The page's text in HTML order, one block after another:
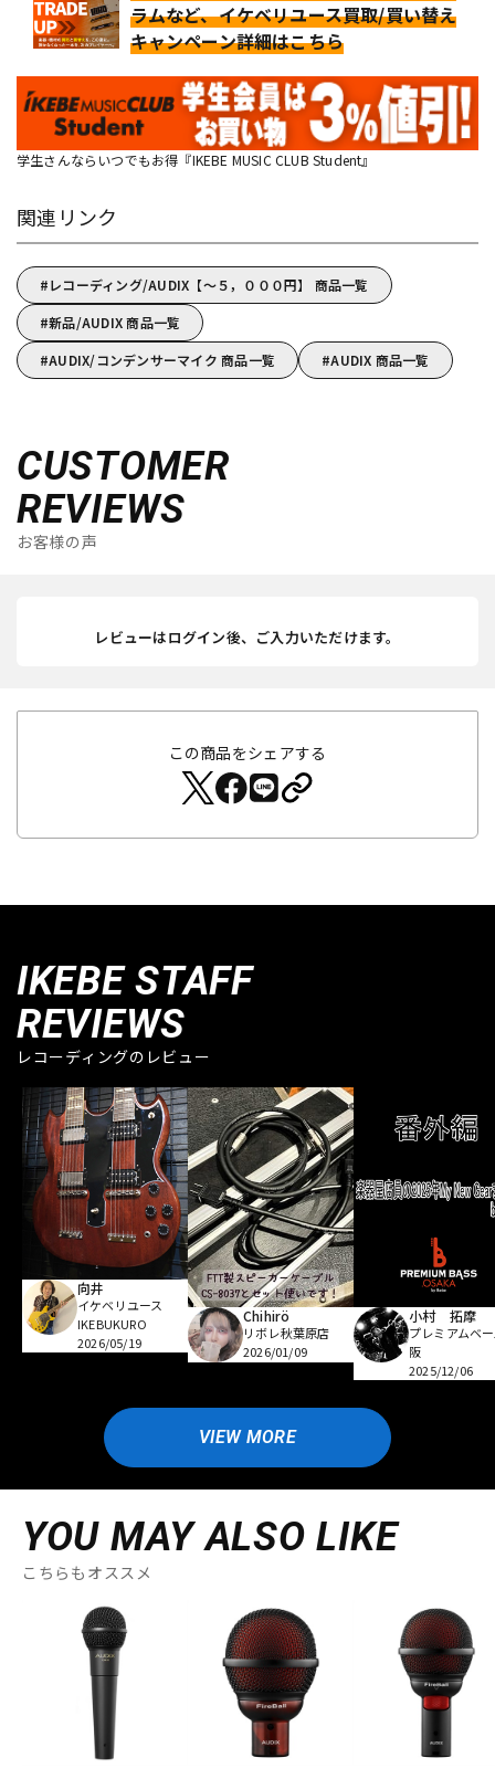
ラムなど、イケベリユース買取/買い替え
キャンペーン詳細はこちら
学生さんならいつでもお得『IKEBE MUSIC CLUB Student』
関連リンク
レコーディング/AUDIX【～５，０００円】 商品一覧
新品/AUDIX 商品一覧
AUDIX/コンデンサーマイク 商品一覧
AUDIX 商品一覧
CUSTOMER
REVIEWS
お客様の声
レビューはログイン後、ご入力いただけます。
この商品をシェアする
IKEBE STAFF
REVIEWS
レコーディングのレビュー
向井
イケベリユース
IKEBUKURO
2026/05/19
Chihirö
リボレ秋葉原店
2026/01/09
小村 拓摩
プレミアムベ
阪
2025/12/06
VIEW MORE
YOU MAY ALSO LIKE
こちらもオススメ